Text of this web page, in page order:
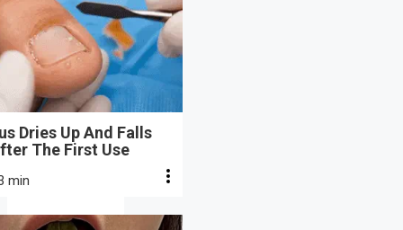
Dries Up And Falls
The First Use
min